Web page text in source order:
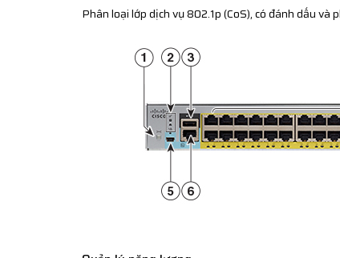
Phân loại lớp dịch vụ 802.1p (CoS), có đánh dấu và